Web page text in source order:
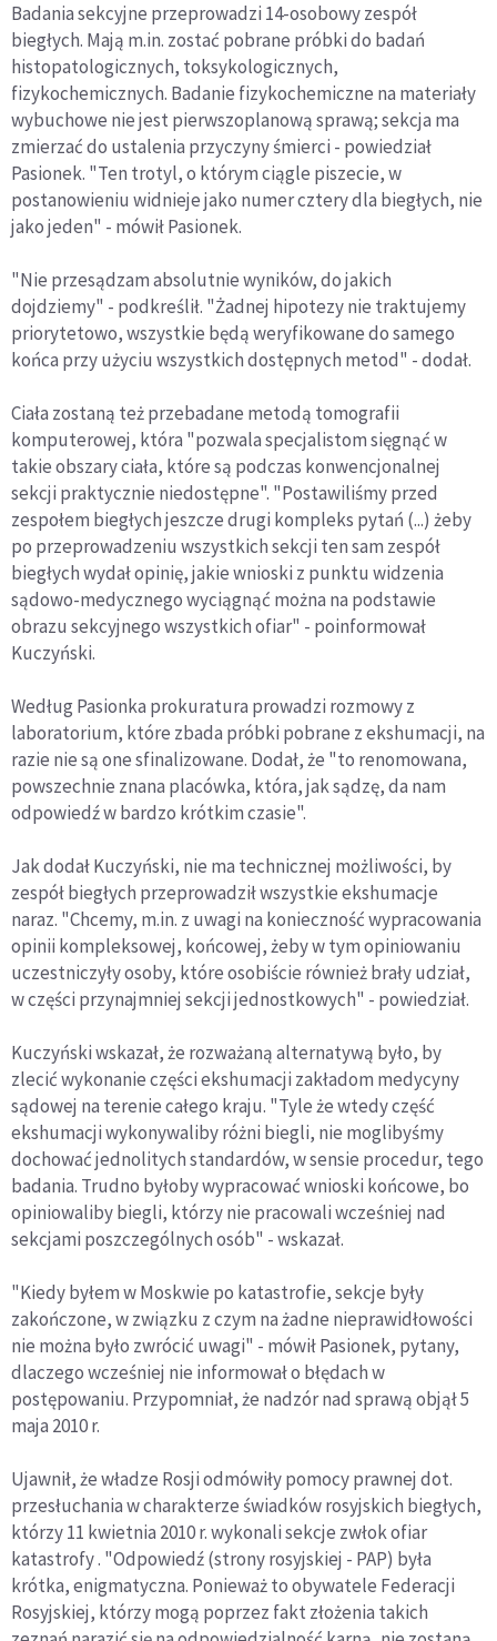
Badania sekcyjne przeprowadzi 14-osobowy zespół
biegłych. Mają m.in. zostać pobrane próbki do badań
histopatologicznych, toksykologicznych,
fizykochemicznych. Badanie fizykochemiczne na materiały
wybuchowe nie jest pierwszoplanową sprawą; sekcja ma
zmierzać do ustalenia przyczyny śmierci - powiedział
Pasionek. "Ten trotyl, o którym ciągle piszecie, w
postanowieniu widnieje jako numer cztery dla biegłych, nie
jako jeden" - mówił Pasionek.
"Nie przesądzam absolutnie wyników, do jakich
dojdziemy" - podkreślił. "Żadnej hipotezy nie traktujemy
priorytetowo, wszystkie będą weryfikowane do samego
końca przy użyciu wszystkich dostępnych metod" - dodał.
Ciała zostaną też przebadane metodą tomografii
komputerowej, która "pozwala specjalistom sięgnąć w
takie obszary ciała, które są podczas konwencjonalnej
sekcji praktycznie niedostępne". "Postawiliśmy przed
zespołem biegłych jeszcze drugi kompleks pytań (...) żeby
po przeprowadzeniu wszystkich sekcji ten sam zespół
biegłych wydał opinię, jakie wnioski z punktu widzenia
sądowo-medycznego wyciągnąć można na podstawie
obrazu sekcyjnego wszystkich ofiar" - poinformował
Kuczyński.
Według Pasionka prokuratura prowadzi rozmowy z
laboratorium, które zbada próbki pobrane z ekshumacji, na
razie nie są one sfinalizowane. Dodał, że "to renomowana,
powszechnie znana placówka, która, jak sądzę, da nam
odpowiedź w bardzo krótkim czasie".
Jak dodał Kuczyński, nie ma technicznej możliwości, by
zespół biegłych przeprowadził wszystkie ekshumacje
naraz. "Chcemy, m.in. z uwagi na konieczność wypracowania
opinii kompleksowej, końcowej, żeby w tym opiniowaniu
uczestniczyły osoby, które osobiście również brały udział,
w części przynajmniej sekcji jednostkowych" - powiedział.
Kuczyński wskazał, że rozważaną alternatywą było, by
zlecić wykonanie części ekshumacji zakładom medycyny
sądowej na terenie całego kraju. "Tyle że wtedy część
ekshumacji wykonywaliby różni biegli, nie moglibyśmy
dochować jednolitych standardów, w sensie procedur, tego
badania. Trudno byłoby wypracować wnioski końcowe, bo
opiniowaliby biegli, którzy nie pracowali wcześniej nad
sekcjami poszczególnych osób" - wskazał.
"Kiedy byłem w Moskwie po katastrofie, sekcje były
zakończone, w związku z czym na żadne nieprawidłowości
nie można było zwrócić uwagi" - mówił Pasionek, pytany,
dlaczego wcześniej nie informował o błędach w
postępowaniu. Przypomniał, że nadzór nad sprawą objął 5
maja 2010 r.
Ujawnił, że władze Rosji odmówiły pomocy prawnej dot.
przesłuchania w charakterze świadków rosyjskich biegłych,
którzy 11 kwietnia 2010 r. wykonali sekcje zwłok ofiar
katastrofy . "Odpowiedź (strony rosyjskiej - PAP) była
krótka, enigmatyczna. Ponieważ to obywatele Federacji
Rosyjskiej, którzy mogą poprzez fakt złożenia takich